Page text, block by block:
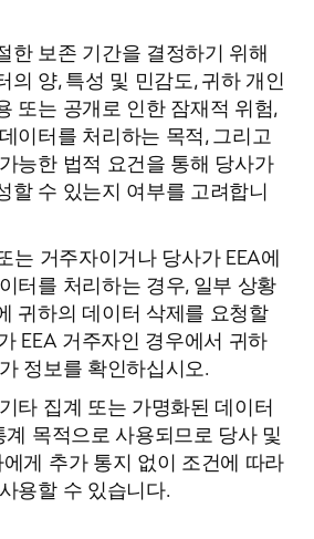
한 보존 기간을 결정하기 위해
의 양, 특성 및 민감도, 귀하 개인
또는 공개로 인한 잠재적 위험,
이터를 처리하는 목적, 그리고
능한 법적 요건을 통해 당사가
할 수 있는지 여부를 고려합니
는 거주자이거나 당사가 EEA에
터를 처리하는 경우, 일부 상황
귀하의 데이터 삭제를 요청할
EEA 거주자인 경우에서 귀하
정보를 확인하십시오.
타 집계 또는 가명화된 데이터
목적으로 사용되므로 당사 및
게 추가 통지 없이 조건에 따라
용할 수 있습니다.